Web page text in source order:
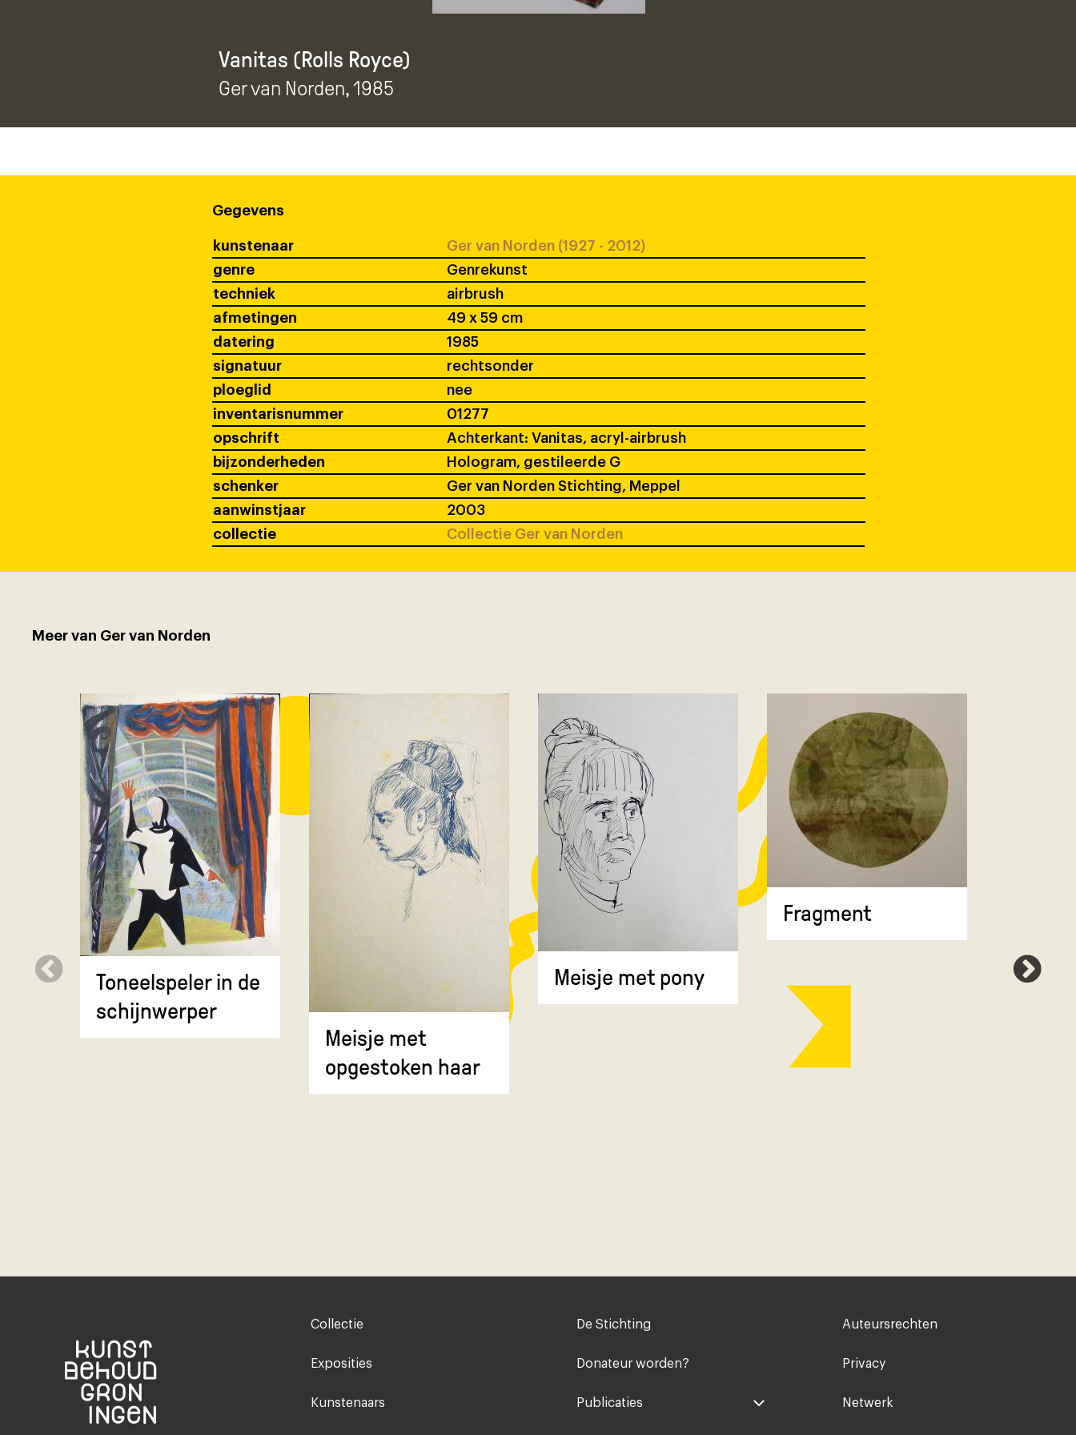
Vanitas (Rolls Royce)
Ger van Norden, 1985
Gegevens
kunstenaar
Ger van Norden (1927 - 2012)
genre
Genrekunst
techniek
airbrush
afmetingen
49 x 59 cm
datering
1985
signatuur
rechtsonder
ploeglid
nee
inventarisnummer
01277
opschrift
Achterkant: Vanitas, acryl-airbrush
bijzonderheden
Hologram, gestileerde G
schenker
Ger van Norden Stichting, Meppel
aanwinstjaar
2003
collectie
Collectie Ger van Norden
Meer van Ger van Norden
Toneelspeler in de
schijnwerper
Meisje met
opgestoken haar
Meisje met pony
Fragment
Footer-
Collectie
Exposities
Kunstenaars
Voet
De Stichting
Donateur worden?
Publicaties
Voet
Auteursrechten
Privacy
Netwerk